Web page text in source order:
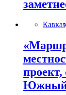
Южный